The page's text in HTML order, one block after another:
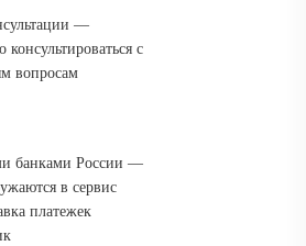
—
с
вопросам
банками России —
в сервис
платежек